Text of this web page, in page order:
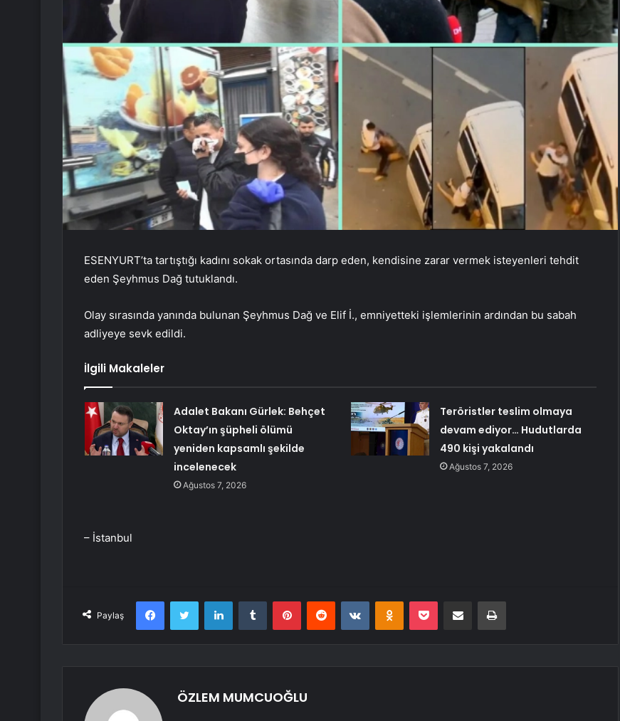
ESENYURT’ta tartıştığı kadını sokak ortasında darp eden, kendisine zarar vermek isteyenleri tehdit
eden Şeyhmus Dağ tutuklandı.
Olay sırasında yanında bulunan Şeyhmus Dağ ve Elif İ., emniyetteki işlemlerinin ardından bu sabah
adliyeye sevk edildi.
İlgili Makaleler
Adalet Bakanı Gürlek: Behçet
Oktay’ın şüpheli ölümü
yeniden kapsamlı şekilde
incelenecek
Ağustos 7, 2026
Teröristler teslim olmaya
devam ediyor… Hudutlarda
490 kişi yakalandı
Ağustos 7, 2026
– İstanbul
Paylaş
FacebookTwitter LinkedInTumblr PinterestReddit VKontakteOdnoklassniki
Pocket E-Posta ile paylaş Yazdır
ÖZLEM MUMCUOĞLU